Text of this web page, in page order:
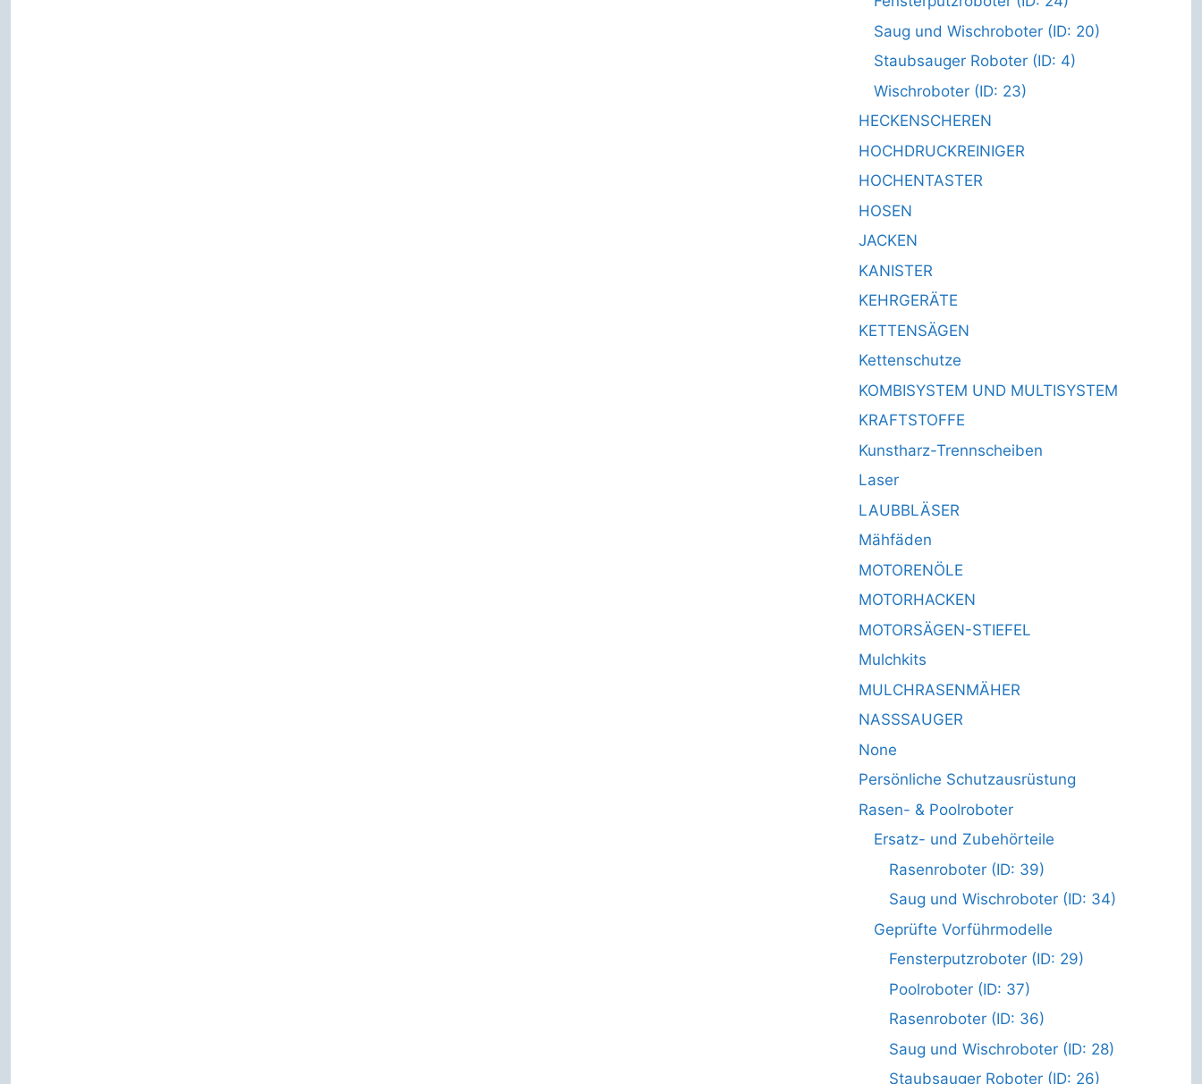
Saug und Wischroboter (ID: 20)
Staubsauger Roboter (ID: 4)
Wischroboter (ID: 23)
HECKENSCHEREN
HOCHDRUCKREINIGER
HOCHENTASTER
HOSEN
JACKEN
KANISTER
KEHRGERÄTE
KETTENSÄGEN
Kettenschutze
KOMBISYSTEM UND MULTISYSTEM
KRAFTSTOFFE
Kunstharz-Trennscheiben
Laser
LAUBBLÄSER
Mähfäden
MOTORENÖLE
MOTORHACKEN
MOTORSÄGEN-STIEFEL
Mulchkits
MULCHRASENMÄHER
NASSSAUGER
None
Persönliche Schutzausrüstung
Rasen- & Poolroboter
Ersatz- und Zubehörteile
Rasenroboter (ID: 39)
Saug und Wischroboter (ID: 34)
Geprüfte Vorführmodelle
Fensterputzroboter (ID: 29)
Poolroboter (ID: 37)
Rasenroboter (ID: 36)
Saug und Wischroboter (ID: 28)
Staubsauger Roboter (ID: 26)